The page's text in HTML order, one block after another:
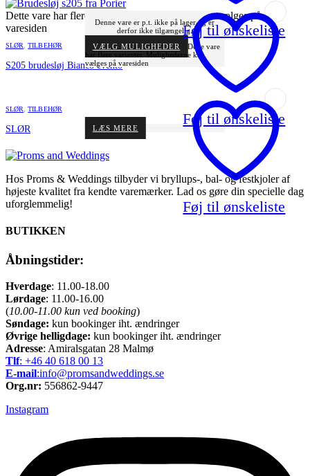
Føj til ønskeliste
Føj til ønskeliste
Dette vare har flere varianter. Mulighederne kan vælges på
varesiden
Denne vare er p.t. ikke på lager og er
derfor ikke tilgængelig.
VÆLG MULIGHEDER
Dette vare
har flere varianter. Mulighederne kan
vælges på varesiden
SLØR,TILBEHØR
S205 brudesløj Bianco evento
Føj til ønskeliste
LÆS MERE
SLØR,TILBEHØR
SLØR
Hos Proms & Weddings tilbyder vi bryllups-, bal- og festkjoler af
højeste kvalitet fra kendte varemærker. Lad os gøre din specielle dag
uforglemmelig!
BUTIKKEN
Åbningstider:
Hverdage: 11.00-18.00
Lørdage: 11.00-16.00
(10.00-11.00 kun ved booking)
Søndage: kun bookinger iht. ændringer
Øvrige helligdage: kun bookinger iht. ændringer
Adresse: Amiralsgatan 28 Malmø
Tlf: +46 40 618 ​00 13
E-mail:info@promsandweddings.se
Org.nr: 556862-9447
Instagram